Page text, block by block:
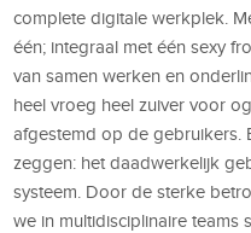
complete digitale werkplek.
één; integraal met één sexy
van samen werken en
heel vroeg heel zuiver voor
afgestemd op de gebruikers.
zeggen: het daadwerkelijk
systeem. Door de sterke
we in multidisciplinaire teams